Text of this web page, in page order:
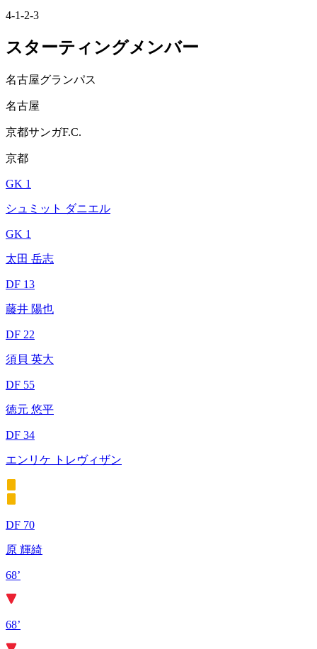
4-1-2-3
スターティングメンバー
名古屋グランパス
名古屋
京都サンガF.C.
京都
GK 1
シュミット ダニエル
GK 1
太田 岳志
DF 13
藤井 陽也
DF 22
須貝 英大
DF 55
徳元 悠平
DF 34
エンリケ トレヴィザン
DF 70
原 輝綺
68’
68’